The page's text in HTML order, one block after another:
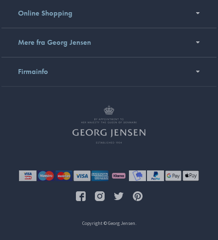
Online Shopping
Mere fra Georg Jensen
Firmainfo
Copyright © Georg Jensen.